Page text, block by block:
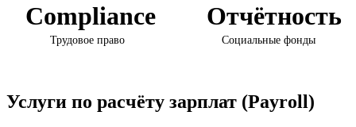
Compliance
Трудовое право
Отчётность
Социальные фонды
Услуги по расчёту зарплат (Payroll)